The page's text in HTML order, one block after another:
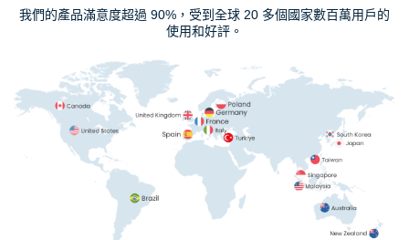
我們的產品滿意度超過 90%，受到全球 20 多個國家數百萬用戶的
使用和好評。